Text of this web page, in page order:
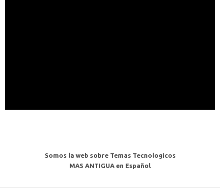
Somos la web sobre Temas Tecnologicos
MAS ANTIGUA en Español